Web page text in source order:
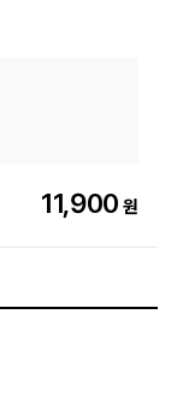
11,900 원